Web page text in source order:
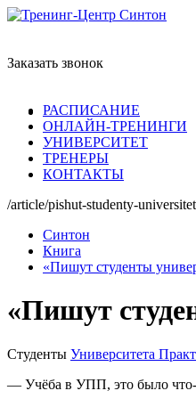
Заказать звонок
РАСПИСАНИЕ
ОНЛАЙН-ТРЕНИНГИ
УНИВЕРСИТЕТ
ТРЕНЕРЫ
КОНТАКТЫ
/article/pishut-studenty-
Синтон
Книга
«Пишут студенты
«Пишут
Студенты Университета
— Учёба в УПП, это было что-